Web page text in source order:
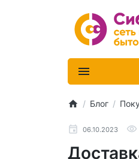
Блог
06.10.2023